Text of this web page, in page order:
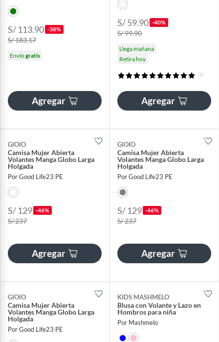
S/ 113.90 -38%
S/ 183.17
Envíogratis
Agregar
S/ 59.90 -40%
S/ 99.90
Llega mañana
Retira hoy
(3)
Agregar
GIOIO
Camisa Mujer Abierta
Volantes Manga Globo Larga
Holgada
Por Good Life23 PE
S/ 129 -46%
S/ 237
Agregar
GIOIO
Camisa Mujer Abierta
Volantes Manga Globo Larga
Holgada
Por Good Life23 PE
S/ 129 -46%
S/ 237
Agregar
GIOIO
Camisa Mujer Abierta
Volantes Manga Globo Larga
Holgada
Por Good Life23 PE
KIDS MASHMELO
Blusa con Volante y Lazo en
Hombros para niña
Por Mashmelo